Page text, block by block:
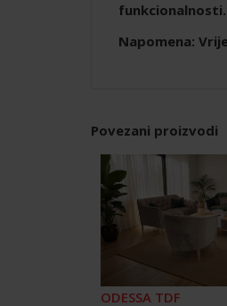
funkcionalnosti.
Napomena:
Povezani proizvodi
ODESSA TDF